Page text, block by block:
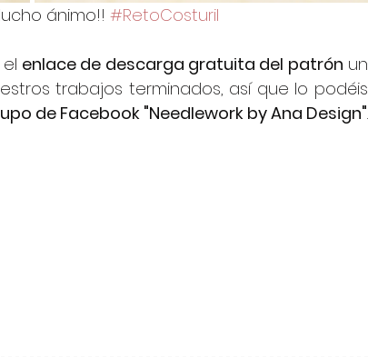
ánimo!! #RetoCosturil
enlace de descarga gratuita del patrón un
trabajos terminados, así que lo podéis
de Facebook "Needlework by Ana Design"